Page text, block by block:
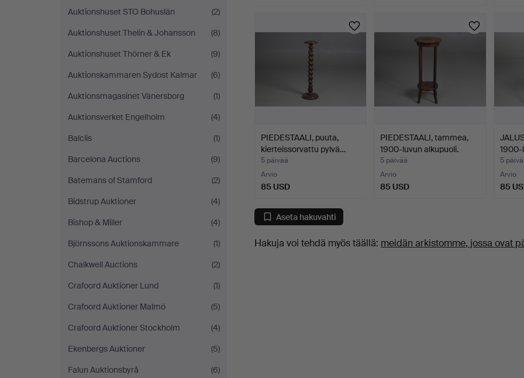
Auktionshuset STO Bohuslän
(2)
Auktionshuset Thelin & Johansson
(8)
Auktionshuset Thörner & Ek
(9)
Auktionskammaren Sydost Kalmar
(6)
Auktionsmagasinet Vänersborg
(1)
Auktionsverket Engelholm
(4)
Balclis
(1)
Barcelona Auctions
(9)
Batemans of Stamford
(2)
Bidstrup Auktioner
(4)
Bishop & Miller
(4)
Björnssons Auktionskammare
(1)
Chalkwell Auctions
(2)
Crafoord Auktioner Lund
(1)
Crafoord Auktioner Malmö
(5)
Crafoord Auktioner Stockholm
(4)
Ekenbergs Auktioner
(5)
Falun Auktionsbyrå
(6)
PIEDESTAALI, puuta,
kierteissorvattu pylvä…
5 päivää
Arvio
85 USD
PIEDESTAALI, tammea,
1900-luvun alkupuoli.
5 päivää
Arvio
85 USD
1900-
5
Arvio
85
Aseta hakuvahti
Hakuja voi tehdä myös täällä: meidän arkistomme, jossa ovat